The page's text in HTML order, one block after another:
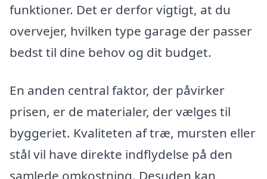
funktioner. Det er derfor vigtigt, at du
overvejer, hvilken type garage der passer
bedst til dine behov og dit budget.
En anden central faktor, der påvirker
prisen, er de materialer, der vælges til
byggeriet. Kvaliteten af træ, mursten eller
stål vil have direkte indflydelse på den
samlede omkostning. Desuden kan